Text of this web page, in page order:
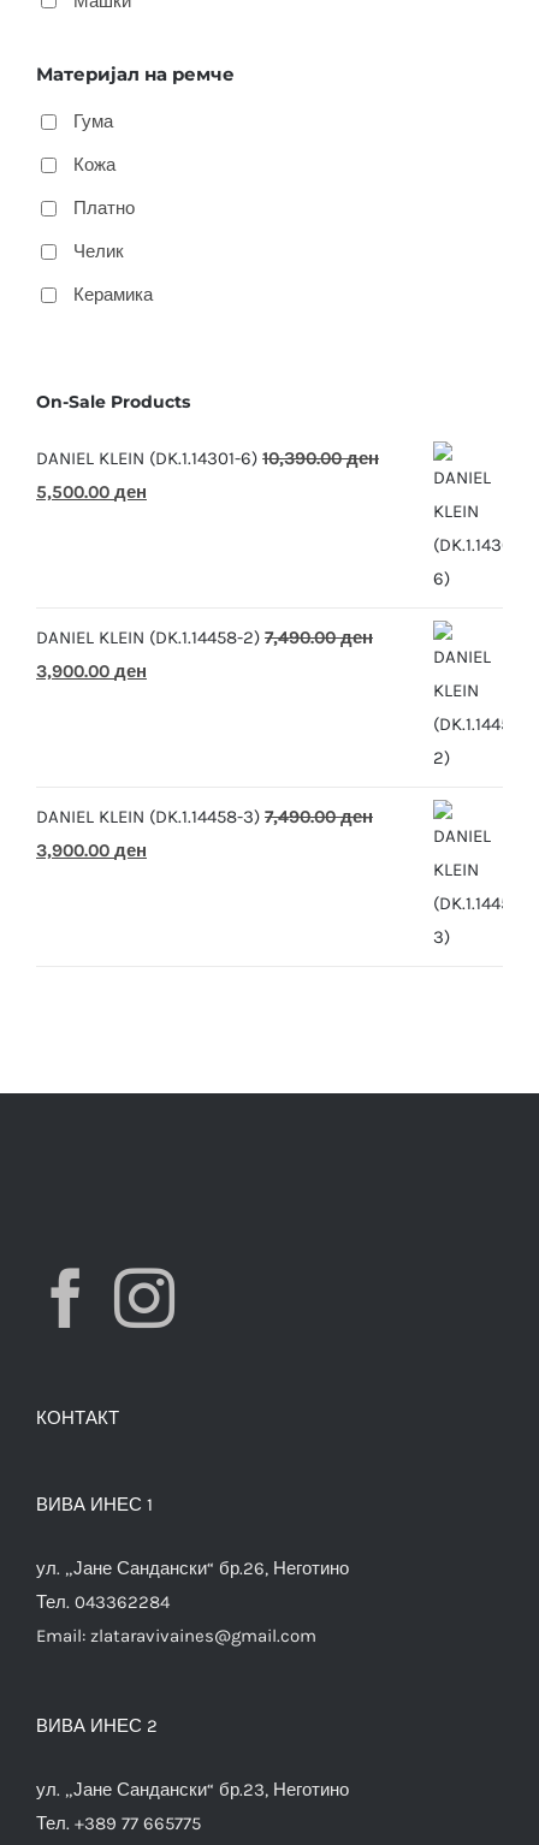
Материјал на ремче
Гума
Кожа
Платно
Челик
Керамика
On-Sale Products
DANIEL KLEIN (DK.1.14301-6) 10,390.00ден
Original
5,500.00 ден
DANIEL KLEIN (DK.1.14458-2) 7,490.00ден
Original
3,900.00 ден
DANIEL KLEIN (DK.1.14458-3) 7,490.00ден
Original
3,900.00 ден
КОНТАКТ
ВИВА ИНЕС 1
ул. „Јане Сандански“ бр.26, Неготино
Тел. 043362284
Email: zlataravivaines@gmail.com
ВИВА ИНЕС 2
ул. „Јане Сандански“ бр.23, Неготино
Тел. +389 77 665775